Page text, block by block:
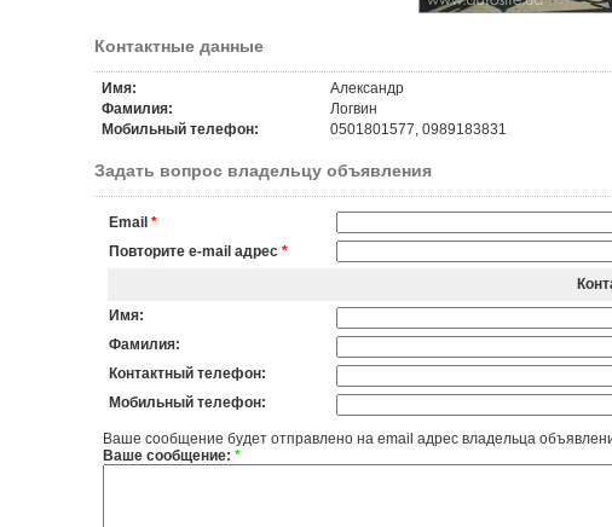
Контактные данные
Имя:
Александр
Фамилия:
Логвин
Мобильный телефон:
0501801577, 0989183831
Задать вопрос владельцу объявления
Email *
Повторите e-mail адрес *
Имя:
Фамилия:
Контактный телефон:
Мобильный телефон:
Ваше сообщение будет отправлено на email адрес владельца
Ваше сообщение: *